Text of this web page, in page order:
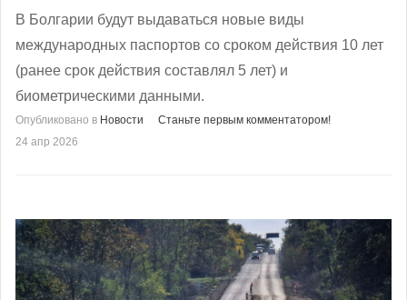
В Болгарии будут выдаваться новые виды
международных паспортов со сроком действия 10 лет
(ранее срок действия составлял 5 лет) и
биометрическими данными.
Опубликовано в Новости
Станьте первым комментатором!
24 апр 2026